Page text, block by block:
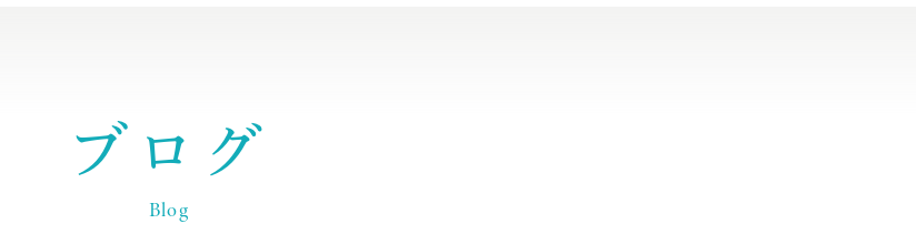
ブログ
Blog